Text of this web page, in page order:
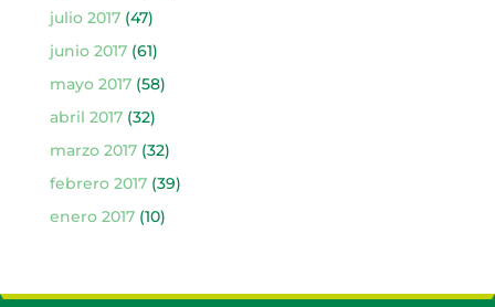
julio 2017(47)
junio 2017(61)
mayo 2017(58)
abril 2017(32)
marzo 2017(32)
febrero 2017(39)
enero 2017(10)